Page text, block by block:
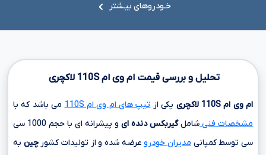
خـودروهای بیـشتر
تحلیل و بررسی قیمت ام وی ام110S لاکچری
ام وی ام110S لاکچری یکی از تیپ های ام وی ام 110S
می باشد که با
مشخصات فنی شاملگیربکس دنده ای و پیشرانه ای با حجم
1000 سی
سیتوسط کمپانی مدیران خودروعرضه شده و از تولیدات کشورچین به